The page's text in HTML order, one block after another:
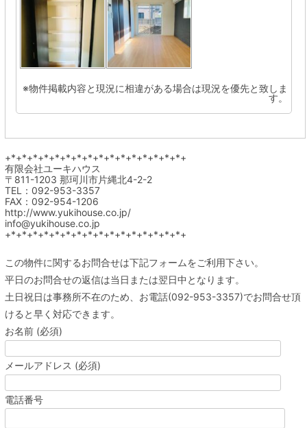
※物件掲載内容と現況に相違がある場合は現況を優先と致しま
す。
+*+*+*+*+*+*+*+*+*+*+*+*+*+*+*+*+
有限会社ユーキハウス
〒811-1203 那珂川市片縄北4-2-2
TEL：092-953-3357
FAX：092-954-1206
http://www.yukihouse.co.jp/
info@yukihouse.co.jp
+*+*+*+*+*+*+*+*+*+*+*+*+*+*+*+*+
この物件に関するお問合せは下記フォームをご利用下さい。
平日のお問合せの返信は当日または翌日中となります。
土日祝日は事務所不在のため、お電話(092-953-3357)でお問合せ頂
けると早く対応できます。
お名前 (必須)
メールアドレス (必須)
電話番号